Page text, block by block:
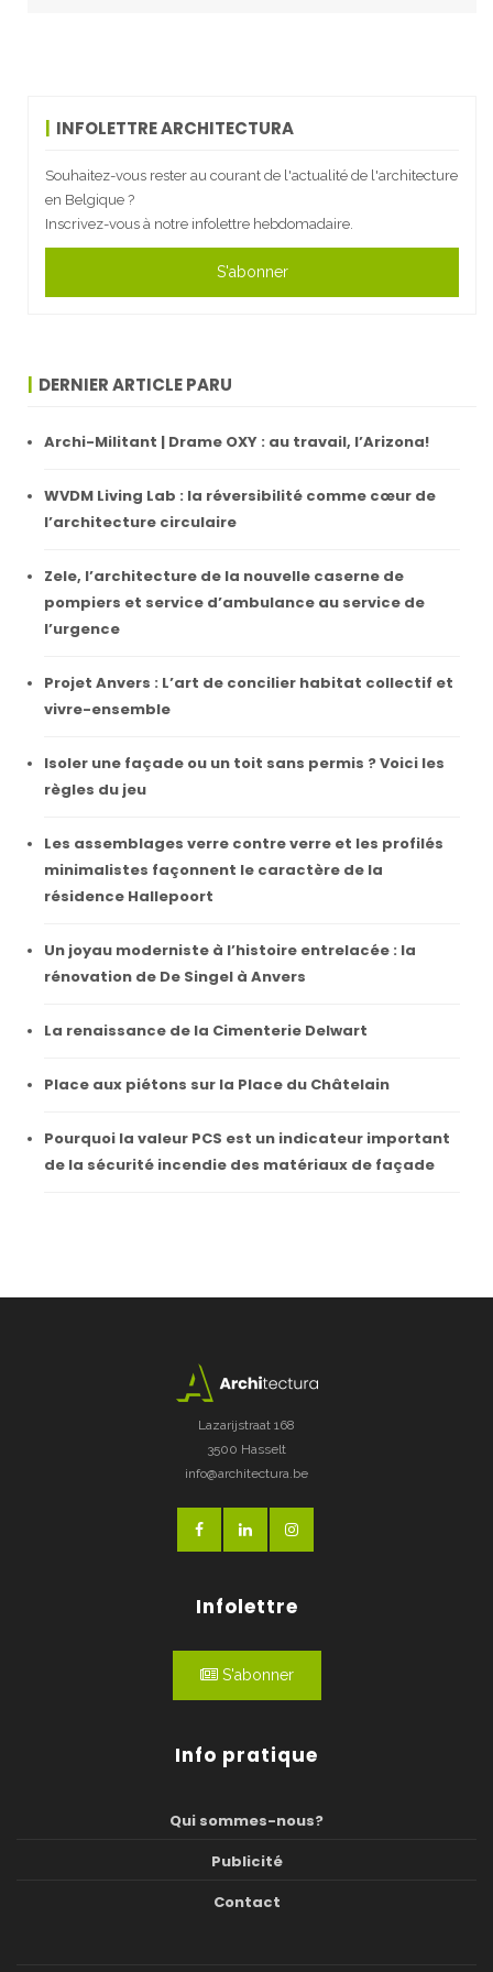
INFOLETTRE ARCHITECTURA
Souhaitez-vous rester au courant de l'actualité de l'architecture
en Belgique ?
Inscrivez-vous à notre infolettre hebdomadaire.
S'abonner
DERNIER ARTICLE PARU
Archi-Militant | Drame OXY : au travail, l’Arizona!
WVDM Living Lab : la réversibilité comme cœur de
l’architecture circulaire
Zele, l’architecture de la nouvelle caserne de
pompiers et service d’ambulance au service de
l’urgence
Projet Anvers : L’art de concilier habitat collectif et
vivre-ensemble
Isoler une façade ou un toit sans permis ? Voici les
règles du jeu
Les assemblages verre contre verre et les profilés
minimalistes façonnent le caractère de la
résidence Hallepoort
Un joyau moderniste à l’histoire entrelacée : la
rénovation de De Singel à Anvers
La renaissance de la Cimenterie Delwart
Place aux piétons sur la Place du Châtelain
Pourquoi la valeur PCS est un indicateur important
de la sécurité incendie des matériaux de façade
Lazarijstraat 168
3500 Hasselt
info@architectura.be
Infolettre
S'abonner
Info pratique
Qui sommes-nous?
Publicité
Contact